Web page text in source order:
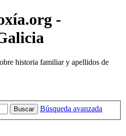
-
historia familiar y apellidos de
Buscar Búsqueda avanzada